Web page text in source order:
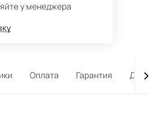
у менеджера
Оплата Гарантия